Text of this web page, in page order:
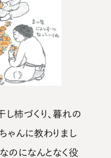
し柿づくり、暮れの
ゃんに教わりまし
のになんとなく役